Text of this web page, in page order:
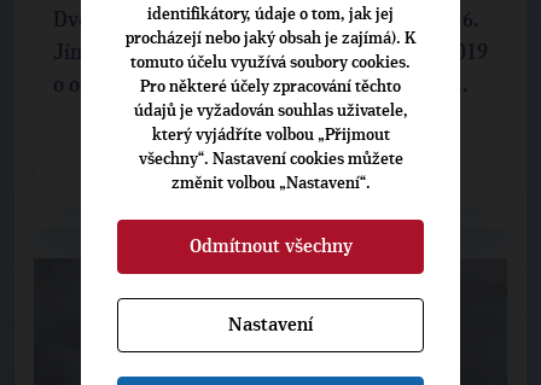
Dvě volební období stál v čele radnice Prahy 6.
Jím vedené zastupitelstvo rozhodlo v roce 2019
o odstranění sochy maršála Koněva z námě...
identifikátory, údaje o tom, jak jej
procházejí nebo jaký obsah je zajímá). K
tomuto účelu využívá soubory cookies.
Pro některé účely zpracování těchto
údajů je vyžadován souhlas uživatele,
který vyjádříte volbou „Přijmout
všechny“. Nastavení cookies můžete
změnit volbou „Nastavení“.
Odmítnout všechny
Nastavení